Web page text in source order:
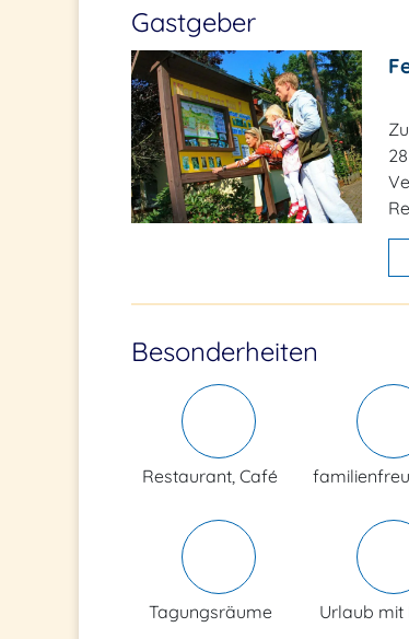
Gastgeber
Besonderheiten
Restaurant, Café
Tagungsräume Urlaub mit